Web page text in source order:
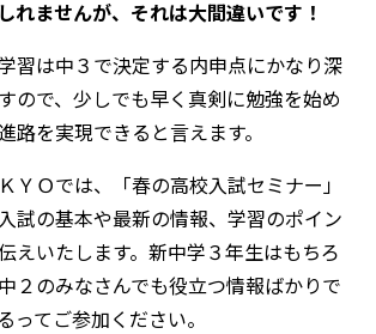
れませんが、それは大間違いです！
習は中３で決定する内申点にかなり深
ので、少しでも早く真剣に勉強を始め
路を実現できると言えます。
ＹＯでは、「春の高校入試セミナー」
試の基本や最新の情報、学習のポイン
えいたします。新中学３年生はもちろ
２のみなさんでも役立つ情報ばかりで
ってご参加ください。